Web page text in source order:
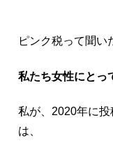
ピンク税って聞い
私たち女性にとっ
私が、2020年に
は、